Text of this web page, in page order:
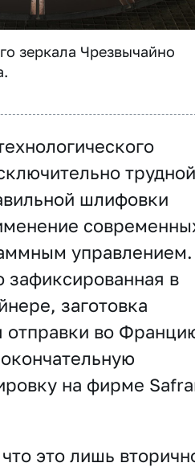
зеркала Чрезвычайно
трудной
шлифовки
в
заготовка
отправки во
на фирме
это лишь